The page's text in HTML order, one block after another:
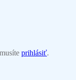
prihlásiť.